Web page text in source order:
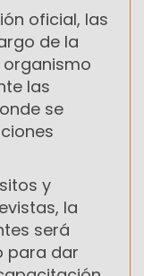
oficial, las
de la
organismo
las
se
y
la
será
para dar